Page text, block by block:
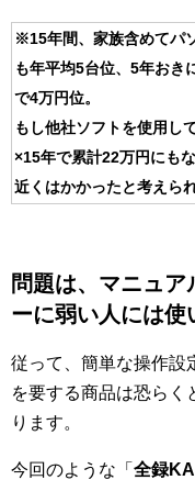
※15年間、家族含めてパ
も年平均5台位、5年おき
で4万円位。
もし他社ソフトを使用し
×15年で累計22万円にも
近くはかかったと考えら
問題は、マニュ
ーに弱い人には使
従って、簡単な操作設
を要する商品は恐らく
ります。
今回のような「 全録